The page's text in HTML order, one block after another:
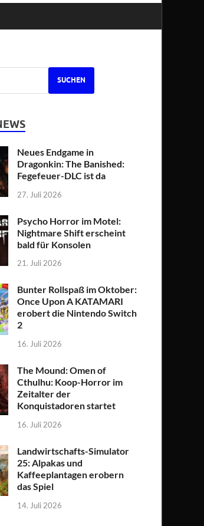
SUCHEN
Neues Endgame in
Dragonkin: The Banished:
Fegefeuer-DLC ist da
27. Juli 2026
Psycho Horror im Motel:
Nightmare Shift erscheint
bald für Konsolen
21. Juli 2026
Bunter Rollspaß im Oktober:
Once Upon A KATAMARI
erobert die Nintendo Switch
2
16. Juli 2026
The Mound: Omen of
Cthulhu: Koop-Horror im
Zeitalter der
Konquistadoren startet
16. Juli 2026
Landwirtschafts-Simulator
25: Alpakas und
Kaffeeplantagen erobern
das Spiel
14. Juli 2026